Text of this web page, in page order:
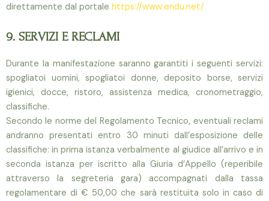
direttamente dal portale https://www.endu.net/
9. SERVIZI E RECLAMI
Durante la manifestazione saranno garantiti i seguenti servizi:
spogliatoi uomini, spogliatoi donne, deposito borse, servizi
igienici, docce, ristoro, assistenza medica, cronometraggio,
classifiche.
Secondo le norme del Regolamento Tecnico, eventuali reclami
andranno presentati entro 30 minuti dall’esposizione delle
classifiche: in prima istanza verbalmente al giudice all’arrivo e in
seconda istanza per iscritto alla Giuria d’Appello (reperibile
attraverso
la segreteria gara) accompagnati dalla tassa
regolamentare di € 50,00 che sarà restituita solo in caso di